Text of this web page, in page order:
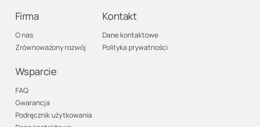
Firma
O nas
Zrównoważony rozwój
Wsparcie
FAQ
Gwarancja
Podręcznik użytkowania
Kontakt
Dane kontaktowe
Polityka prywatności